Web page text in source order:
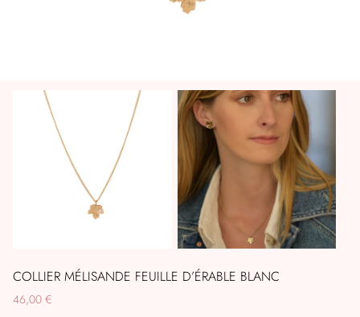
COLLIER MÉLISANDE FEUILLE D’ÉRABLE BLANC
46,00 €